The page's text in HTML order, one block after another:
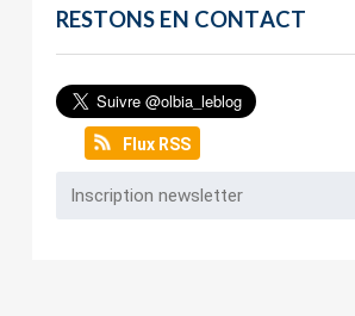
RESTONS EN CONTACT
Flux RSS